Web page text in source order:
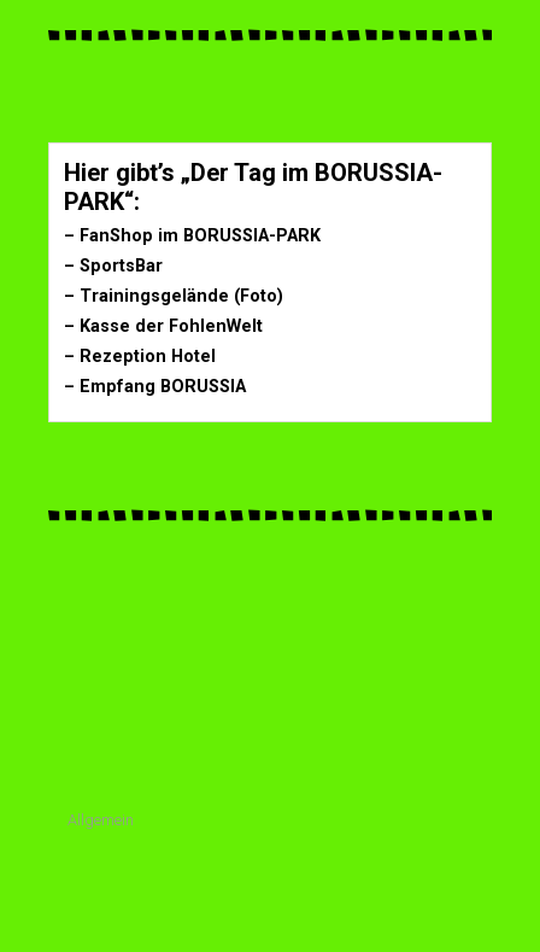
Hier gibt’s „Der Tag im BORUSSIA-
PARK“:
– FanShop im BORUSSIA-PARK
– SportsBar
– Trainingsgelände (Foto)
– Kasse der FohlenWelt
– Rezeption Hotel
– Empfang BORUSSIA
Allgemein